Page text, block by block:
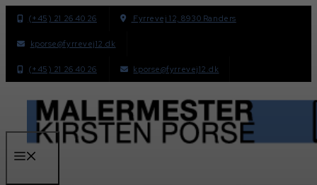
Hop
indhold
(+45) 21 26 40 26 Fyrrevej 12, 8930 Randers
kporse@fyrrevej12.dk
(+45) 21 26 40 26 kporse@fyrrevej12.dk